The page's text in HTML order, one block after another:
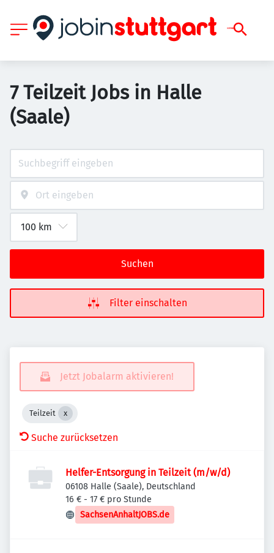
7 Teilzeit Jobs in Halle
(Saale)
Suchen
Filter einschalten
Jetzt Jobalarm aktivieren!
Teilzeit
Suche zurücksetzen
Helfer-Entsorgung in Teilzeit (m/w/d)
06108 Halle (Saale), Deutschland
16 € - 17 € pro Stunde
SachsenAnhaltJOBS.de